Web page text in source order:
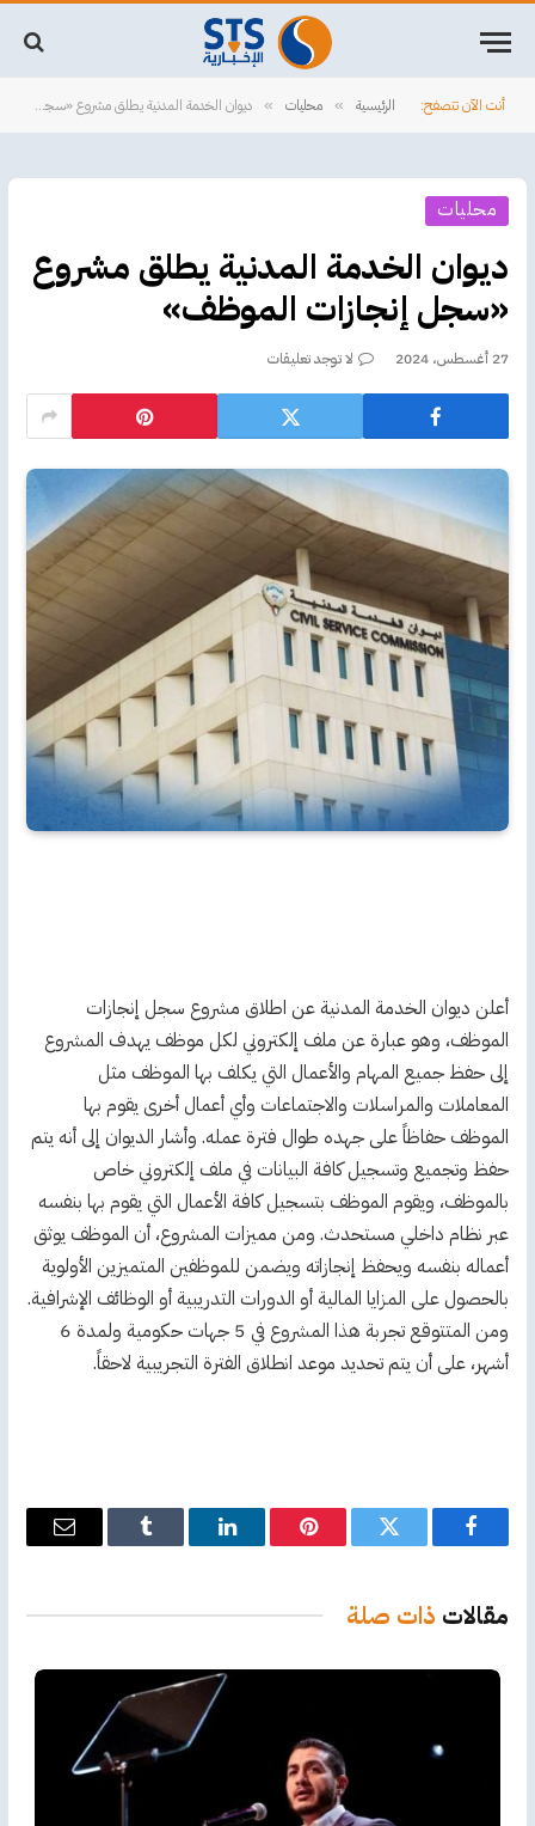
أنت الآن تتصفح: الرئيسية » محليات » ديوان الخدمة المدنية يطلق مشروع «سجل إنجازات الموظف»
محليات
ديوان الخدمة المدنية يطلق مشروع
«سجل إنجازات الموظف»
27 أغسطس، 2024 لا توجد تعليقات
أعلن ديوان الخدمة المدنية عن اطلاق مشروع سجل إنجازات
الموظف، وهو عبارة عن ملف إلكتروني لكل موظف يهدف المشروع
إلى حفظ جميع المهام والأعمال التي يكلف بها الموظف مثل
المعاملات والمراسلات والاجتماعات وأي أعمال أخرى يقوم بها
الموظف حفاظاً على جهده طوال فترة عمله. وأشار الديوان إلى أنه يتم
حفظ وتجميع وتسجيل كافة البيانات في ملف إلكتروني خاص
بالموظف، ويقوم الموظف بتسجيل كافة الأعمال التي يقوم بها بنفسه
عبر نظام داخلي مستحدث. ومن مميزات المشروع، أن الموظف يوثق
أعماله بنفسه ويحفظ إنجازاته ويضمن للموظفين المتميزين الأولوية
بالحصول على المزايا المالية أو الدورات التدريبية أو الوظائف الإشرافية.
ومن المتتوقع تجربة هذا المشروع في 5 جهات حكومية ولمدة 6
أشهر، على أن يتم تحديد موعد انطلاق الفترة التجريبية لاحقاً.
فيسبوك تويتر بينتيريستلينكدإن Tumblr
البريد
مقالات ذات صلة